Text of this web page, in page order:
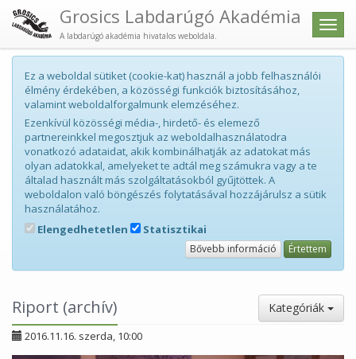
Menü
Grosics Labdarúgó Akadémia
A labdarúgó akadémia hivatalos weboldala.
Ez a weboldal sütiket (cookie-kat) használ a jobb felhasználói
élmény érdekében, a közösségi funkciók biztosításához,
valamint weboldalforgalmunk elemzéséhez.
Ezenkívül közösségi média-, hirdető- és elemező
partnereinkkel megosztjuk az weboldalhasználatodra
vonatkozó adataidat, akik kombinálhatják az adatokat más
olyan adatokkal, amelyeket te adtál meg számukra vagy a te
általad használt más szolgáltatásokból gyűjtöttek. A
weboldalon való böngészés folytatásával hozzájárulsz a sütik
használatához.
Elengedhetetlen
Statisztikai
Bővebb információ Értettem
Riport (archív) Kategóriák
2016.11.16. szerda, 10:00